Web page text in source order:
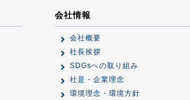
会社情報
会社概要
社長挨拶
SDGsへの取り組み
社是・企業理念
環境理念・環境方針